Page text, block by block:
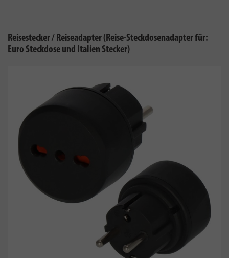
Reisestecker / Reiseadapter (Reise-Steckdosenadapter für:
Euro Steckdose und Italien Stecker)